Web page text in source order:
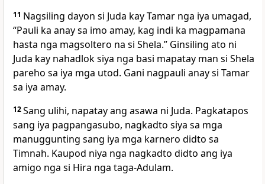
11 Nagsiling dayon si Juda kay Tamar nga iya umagad,
“Pauli ka anay sa imo amay, kag indi ka magpamana
hasta nga magsoltero na si Shela.” Ginsiling ato ni
Juda kay nahadlok siya nga basi mapatay man si Shela
pareho sa iya mga utod. Gani nagpauli anay si Tamar
sa iya amay.
12Sang ulihi, napatay ang asawa ni Juda. Pagkatapos
sang iya pagpangasubo, nagkadto siya sa mga
manuggunting sang iya mga karnero didto sa
Timnah. Kaupod niya nga nagkadto didto ang iya
amigo nga si Hira nga taga-Adulam.